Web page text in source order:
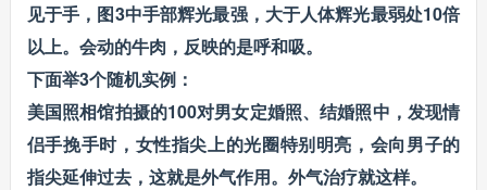
见于手，图3中手部辉光最强，大于人体辉光最弱处10倍
以上。会动的牛肉，反映的是呼和吸。
下面举3个随机实例：
美国照相馆拍摄的100对男女定婚照、结婚照中，发现情
侣手挽手时，女性指尖上的光圈特别明亮，会向男子的
指尖延伸过去，这就是外气作用。外气治疗就这样。